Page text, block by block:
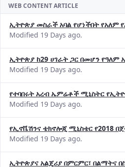
ኢትዮጵያ መስራች አባል የሆነችበት የአለም
Modified 19 Days ago.
ኢትዮጵያ ከ29 ሀገራት ጋር በመሆን የዓለም
Modified 19 Days ago.
የተባበሩት አረብ ኤምሬቶች ሚኒስትር
Modified 19 Days ago.
የኢኖቬሽንና ቴክኖሎጂ ሚኒስቴር የ2018
Modified 19 Days ago.
ኢትዮጵያና አልጄሪያ በምርምር፣ በልማትና
Modified 5 Months ago.